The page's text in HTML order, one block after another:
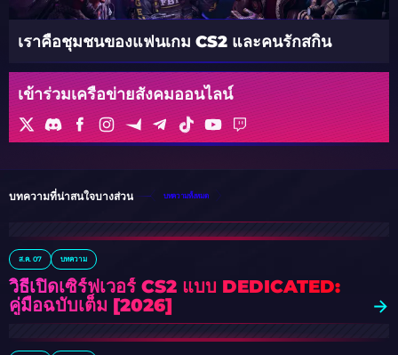
เราคือชุมชนของแฟนเกม CS2 และคนรักสกิน
เข้าร่วมเครือข่ายสังคมออนไลน์
บทความที่น่าสนใจบางส่วน บทความทั้งหมด
ส.ค. 07 บทความ
วิธีเปิดเซิร์ฟเวอร์ CS2 แบบ DEDICATED:
คู่มือฉบับเต็ม [2026]